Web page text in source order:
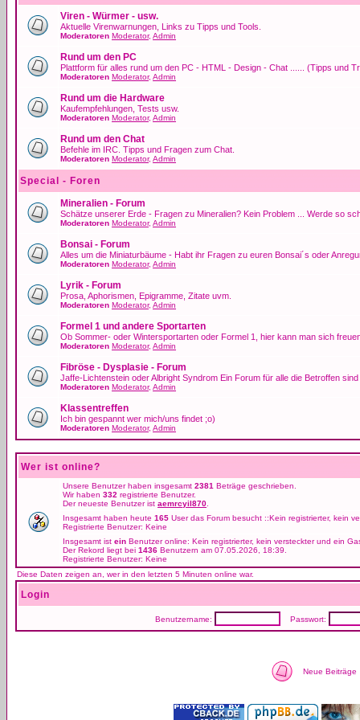
Viren - Würmer - usw.
Aktuelle Virenwarnungen, Links zu Tipps und Tools.
Moderatoren Moderator, Admin
Rund um den PC
Plattform für alles rund um den PC - HTML - Design - Chat ...... (Tipps und
Moderatoren Moderator, Admin
Rund um die Hardware
Kaufempfehlungen, Tests usw.
Moderatoren Moderator, Admin
Rund um den Chat
Befehle im IRC. Tipps und Fragen zum Chat.
Moderatoren Moderator, Admin
Special - Foren
Mineralien - Forum
Schätze unserer Erde - Fragen zu Mineralien? Kein Problem ... Werde so
Moderatoren Moderator, Admin
Bonsai - Forum
Alles um die Miniaturbäume - Habt ihr Fragen zu euren Bonsai´s oder
Moderatoren Moderator, Admin
Lyrik - Forum
Prosa, Aphorismen, Epigramme, Zitate uvm.
Moderatoren Moderator, Admin
Formel 1 und andere Sportarten
Ob Sommer- oder Wintersportarten oder Formel 1, hier kann man sich
Moderatoren Moderator, Admin
Fibröse - Dysplasie - Forum
Jaffe-Lichtenstein oder Albright Syndrom Ein Forum für alle die Betroffen
Moderatoren Moderator, Admin
Klassentreffen
Ich bin gespannt wer mich/uns findet ;o)
Moderatoren Moderator, Admin
Wer ist online?
Unsere Benutzer haben insgesamt 2381 Beträge geschrieben.
Wir haben 332 registrierte Benutzer.
Der neueste Benutzer ist aemrcyil870
Insgesamt haben heute 165 User das Forum besucht ::Kein registrierter, kein
Registrierte Benutzer: Keine
Insgesamt ist ein Benutzer online: Kein registrierter, kein versteckter und ein
Der Rekord liegt bei 1436 Benutzern am 07.05.2026, 18:39.
Registrierte Benutzer: Keine
Diese Daten zeigen an, wer in den letzten 5 Minuten online war.
Login
Benutzername: Passwort:
Neue Beiträge